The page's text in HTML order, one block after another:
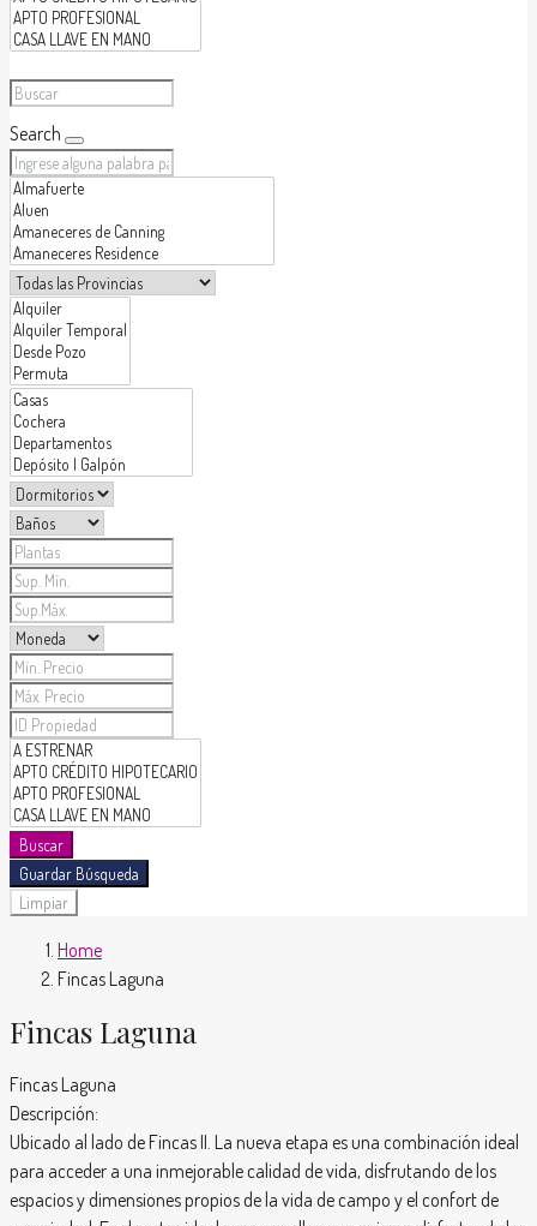
Search
Buscar
Guardar Búsqueda
Limpiar
Home
Fincas Laguna
Fincas Laguna
Fincas Laguna
Descripción:
Ubicado al lado de Fincas II. La nueva etapa es una combinación ideal
para acceder a una inmejorable calidad de vida, disfrutando de los
espacios y dimensiones propios de la vida de campo y el confort de